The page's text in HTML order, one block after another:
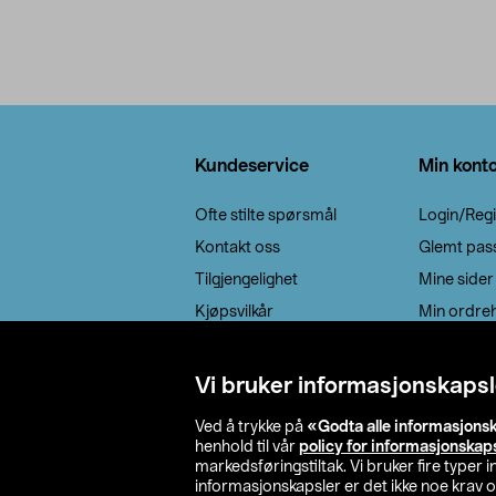
Vi bruker
Ved å trykke på «Godta alle
henhold til vår policy for
markedsføringstiltak. Vi bruker fire typer
informasjonskapsler er det ikke noe krav
Kundeservice
Ofte stilte spørsmål
Kontakt oss
Tilgjengelighet
Kjøpsvilkår
EE-avfall
Leveringsalternativ
Min
Login/
Glemt
Mine sider
Min